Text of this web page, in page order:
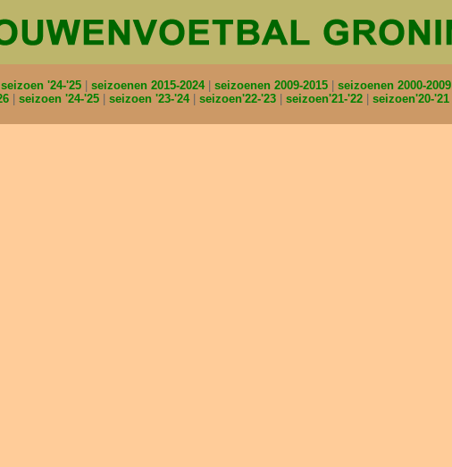
seizoen '24-'25 seizoenen 2015-2024 seizoenen 2009-2015 seizoenen 2000-2009
seizoen '24-'25 seizoen '23-'24 seizoen'22-'23 seizoen'21-'22 seizoen'20-'21